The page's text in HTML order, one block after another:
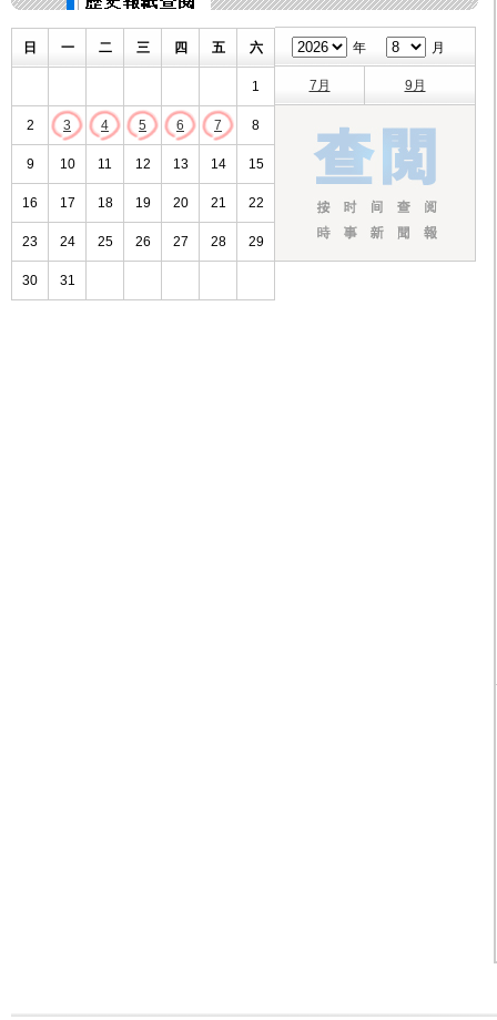
日 一 二 三 四 五 六
1
2 3 4 5 6 7 8
9 10 11 12 13 14 15
16 17 18 19 20 21 22
23 24 25 26 27 28 29
30 31
年 月
7月 9月